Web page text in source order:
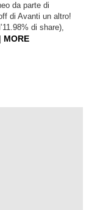
da parte di
di Avanti un altro!
di share),
MORE